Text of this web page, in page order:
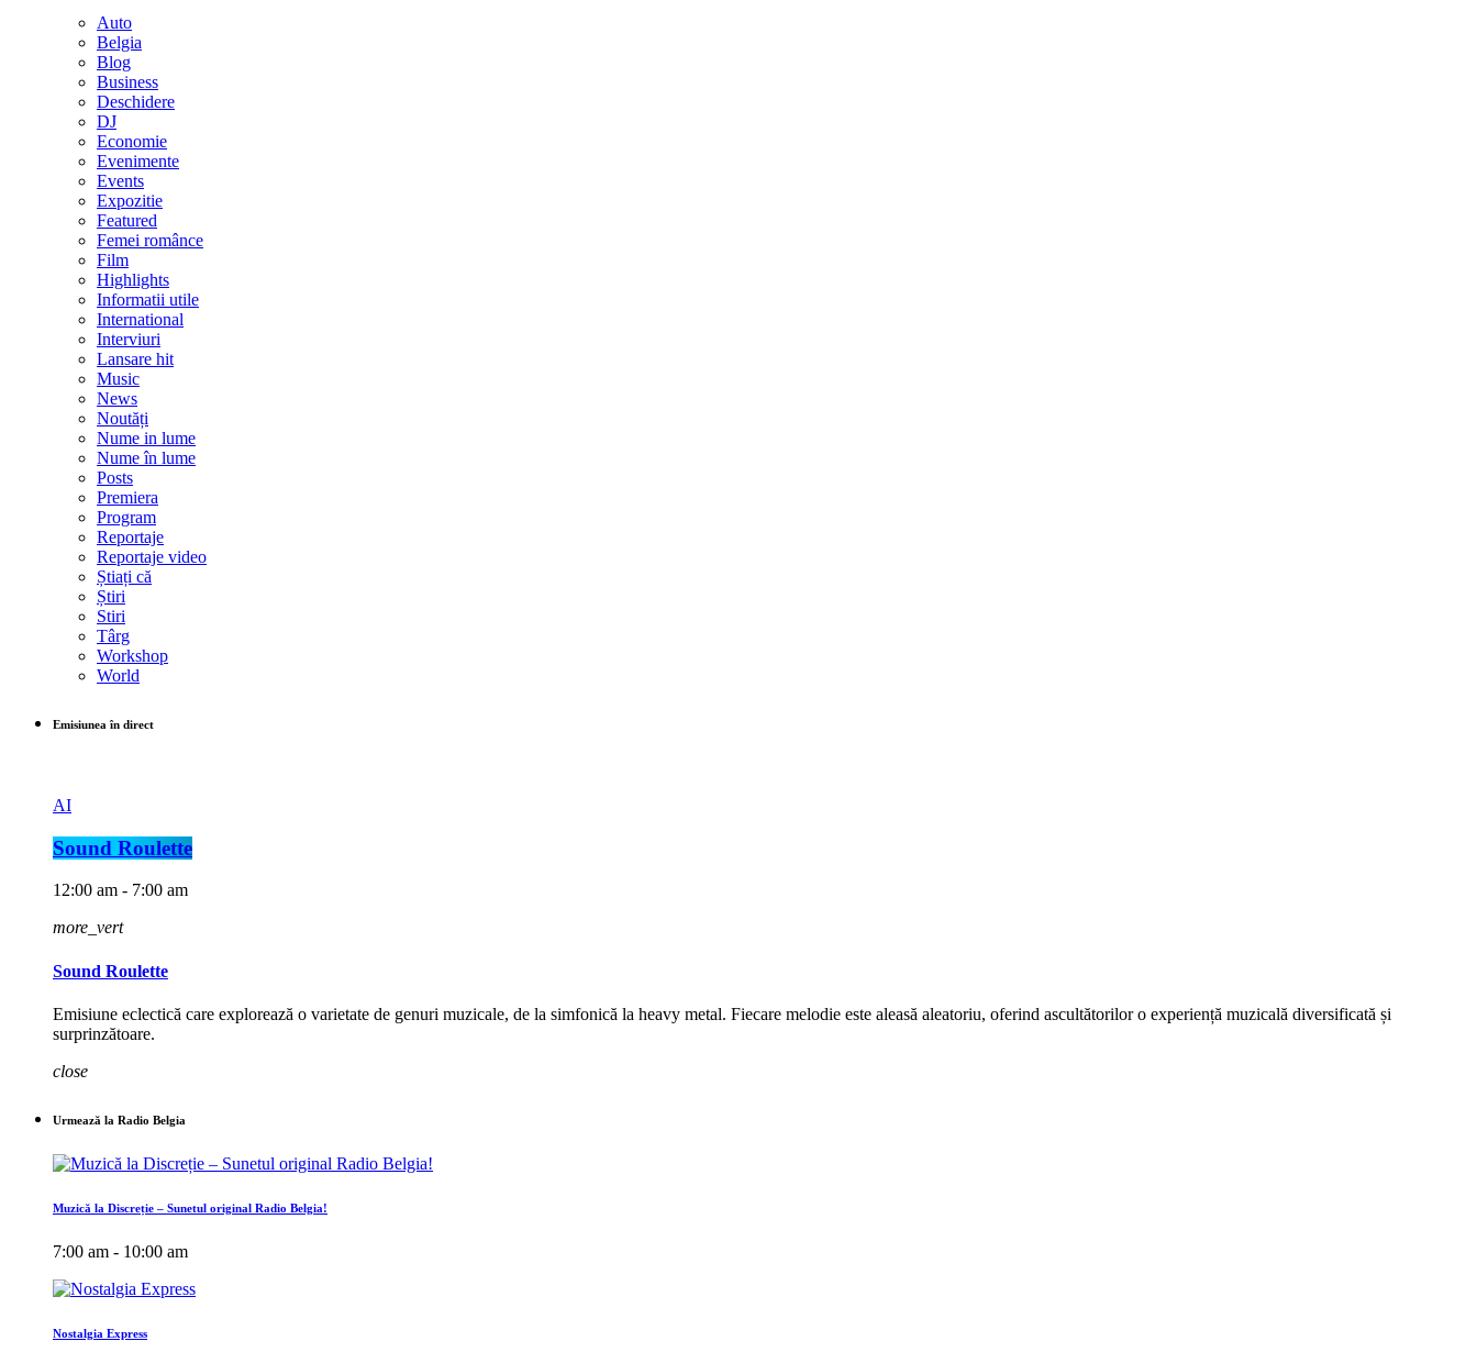
Auto
Belgia
Blog
Business
Deschidere
DJ
Economie
Evenimente
Events
Expozitie
Featured
Femei românce
Film
Highlights
Informatii utile
International
Interviuri
Lansare hit
Music
News
Noutăți
Nume in lume
Nume în lume
Posts
Premiera
Program
Reportaje
Reportaje video
Știați că
Știri
Stiri
Târg
Workshop
World
Emisiunea în direct
AI
Sound Roulette
12:00 am - 7:00 am
more_vert
Sound Roulette
Emisiune eclectică care explorează o varietate de genuri muzicale, de la simfonică la heavy metal. Fiecare melodie este aleasă aleatoriu, oferind ascultătorilor o experiență muzicală diversificată și
surprinzătoare.
close
Urmează la Radio Belgia
Muzică la Discreție – Sunetul original Radio Belgia!
7:00 am - 10:00 am
Nostalgia Express